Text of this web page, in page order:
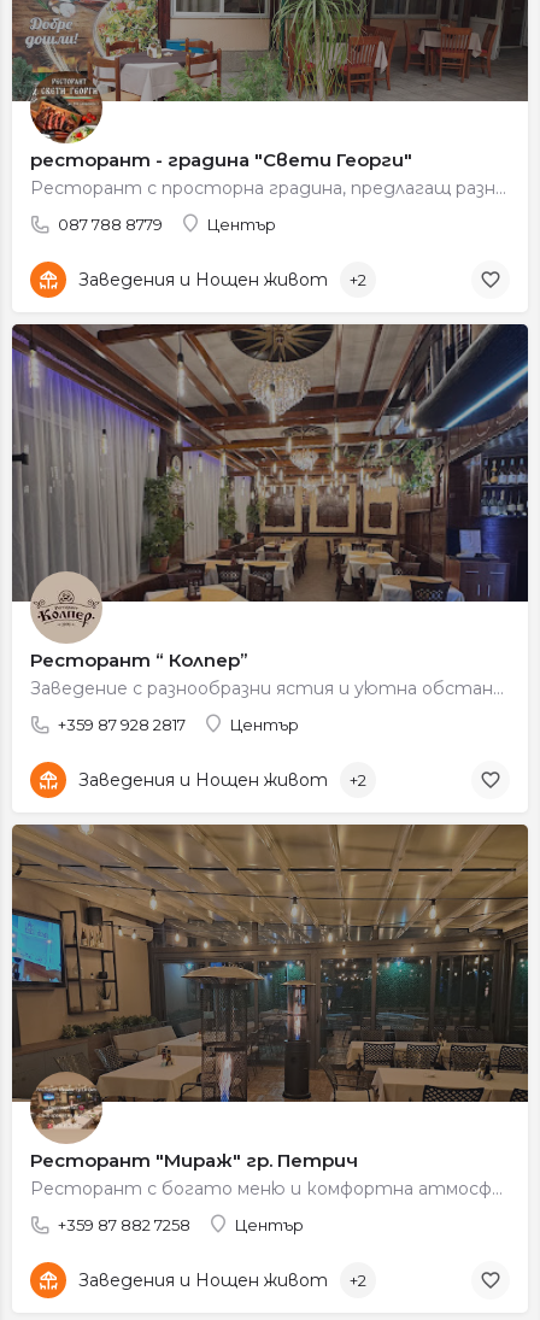
ресторант - градина "Свети Георги"
Ресторант с просторна градина, предлагащ разнообразно меню и приятна атмосфера.
087 788 8779 Център
Заведения и Нощен живот +2
Ресторант “ Колпер”
Заведение с разнообразни ястия и уютна обстановка, подходящо за семейни събирания.
+359 87 928 2817 Център
Заведения и Нощен живот +2
Ресторант "Мираж" гр. Петрич
Ресторант с богато меню и комфортна атмосфера за обяд и вечеря.
+359 87 882 7258 Център
Заведения и Нощен живот +2